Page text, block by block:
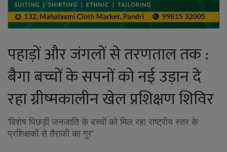
पहाड़ों और जंगलों से तरणताल तक :
बैगा बच्चों के सपनों को नई उड़ान दे
रहा ग्रीष्मकालीन खेल प्रशिक्षण शिविर
’विशेष पिछड़ी जनजाति के बच्चों को मिल रहा राष्ट्रीय स्तर के
प्रशिक्षकों से तैराकी का गुर’